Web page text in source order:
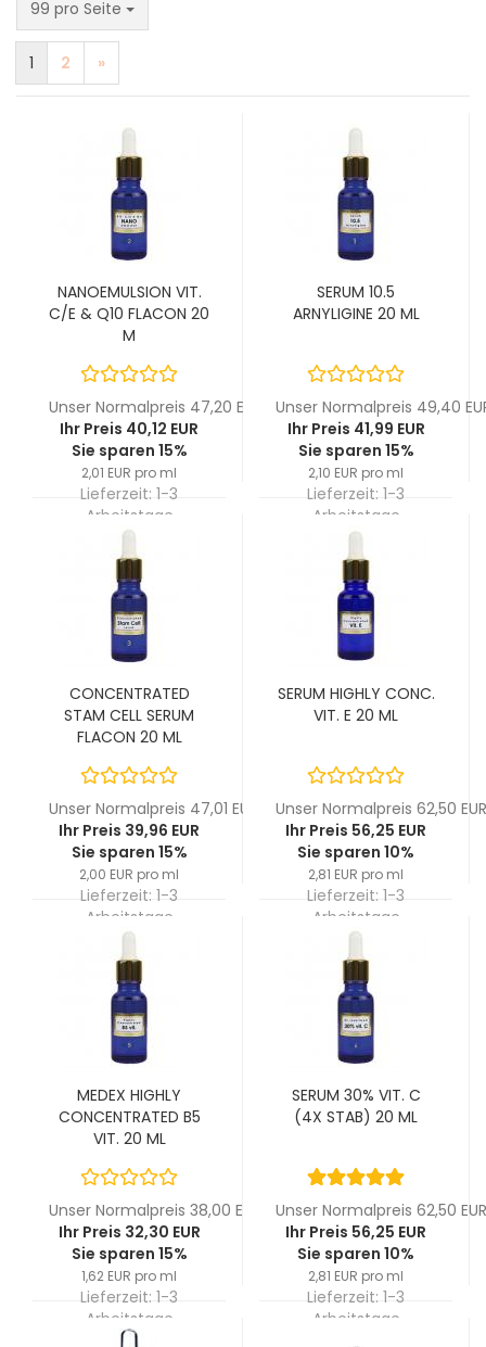
99 pro Seite
pro Seite
1 2 »
NANOEMULSION VIT.
C/E & Q10 FLACON 20
M
Unser Normalpreis 47,20 EUR
Ihr Preis 40,12 EUR
Sie sparen 15%
2,01 EUR pro ml
Lieferzeit: 1-3
Arbeitstage
SERUM 10.5
ARNYLIGINE 20 ML
Unser Normalpreis 49,40
Ihr Preis 41,99 EUR
Sie sparen 15%
2,10 EUR pro ml
Lieferzeit: 1-3
Arbeitstage
CONCENTRATED
STAM CELL SERUM
FLACON 20 ML
Unser Normalpreis 47,01 EUR
Ihr Preis 39,96 EUR
Sie sparen 15%
2,00 EUR pro ml
Lieferzeit: 1-3
Arbeitstage
SERUM HIGHLY CONC.
VIT. E 20 ML
Unser Normalpreis 62,50 EUR
Ihr Preis 56,25 EUR
Sie sparen 10%
2,81 EUR pro ml
Lieferzeit: 1-3
Arbeitstage
MEDEX HIGHLY
CONCENTRATED B5
VIT. 20 ML
Unser Normalpreis 38,00 EUR
Ihr Preis 32,30 EUR
Sie sparen 15%
1,62 EUR pro ml
Lieferzeit: 1-3
Arbeitstage
SERUM 30% VIT. C
(4X STAB) 20 ML
Unser Normalpreis 62,50 EUR
Ihr Preis 56,25 EUR
Sie sparen 10%
2,81 EUR pro ml
Lieferzeit: 1-3
Arbeitstage